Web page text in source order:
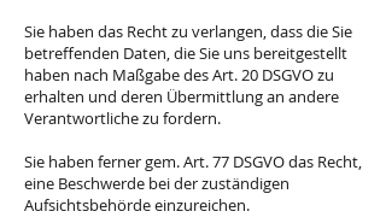
Sie haben das Recht zu verlangen, dass die Sie
betreffenden Daten, die Sie uns bereitgestellt
haben nach Maßgabe des Art. 20 DSGVO zu
erhalten und deren Übermittlung an andere
Verantwortliche zu fordern.
Sie haben ferner gem. Art. 77 DSGVO das Recht,
eine Beschwerde bei der zuständigen
Aufsichtsbehörde einzureichen.